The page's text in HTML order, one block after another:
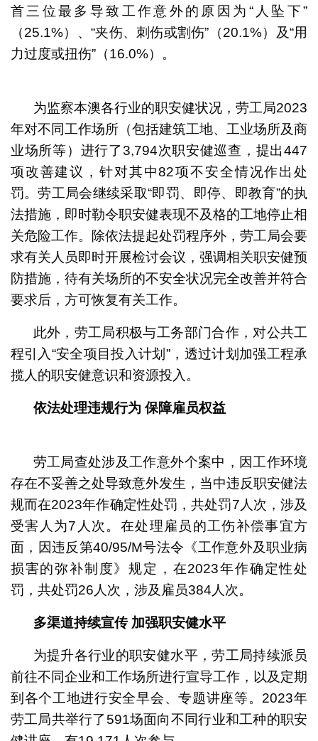
首三位最多导致工作意外的原因为“人坠下”
（25.1%）、“夹伤、刺伤或割伤”（20.1%）及“用
力过度或扭伤”（16.0%）。
为监察本澳各行业的职安健状况，劳工局2023
年对不同工作场所（包括建筑工地、工业场所及商
业场所等）进行了3,794次职安健巡查，提出447
项改善建议，针对其中82项不安全情况作出处
罚。劳工局会继续采取“即罚、即停、即教育”的执
法措施，即时勒令职安健表现不及格的工地停止相
关危险工作。除依法提起处罚程序外，劳工局会要
求有关人员即时开展检讨会议，强调相关职安健预
防措施，待有关场所的不安全状况完全改善并符合
要求后，方可恢复有关工作。
此外，劳工局积极与工务部门合作，对公共工
程引入“安全项目投入计划”，透过计划加强工程承
揽人的职安健意识和资源投入。
依法处理违规行为 保障雇员权益
劳工局查处涉及工作意外个案中，因工作环境
存在不妥善之处导致意外发生，当中违反职安健法
规而在2023年作确定性处罚，共处罚7人次，涉及
受害人为7人次。在处理雇员的工伤补偿事宜方
面，因违反第40/95/M号法令《工作意外及职业病
损害的弥补制度》规定，在2023年作确定性处
罚，共处罚26人次，涉及雇员384人次。
多渠道持续宣传 加强职安健水平
为提升各行业的职安健水平，劳工局持续派员
前往不同企业和工作场所进行宣导工作，以及定期
到各个工地进行安全早会、专题讲座等。2023年
劳工局共举行了591场面向不同行业和工种的职安